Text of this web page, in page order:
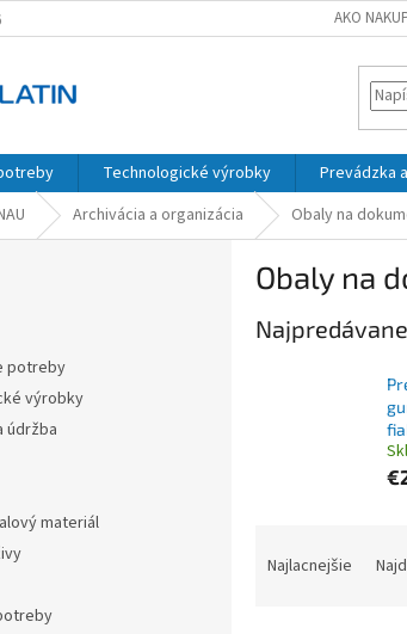
AKO
Technologické výrobky Prevádzka
Archivácia a organizácia Obaly na
potreby
výrobky
údržba
materiál
Obaly na
Najlacnejšie